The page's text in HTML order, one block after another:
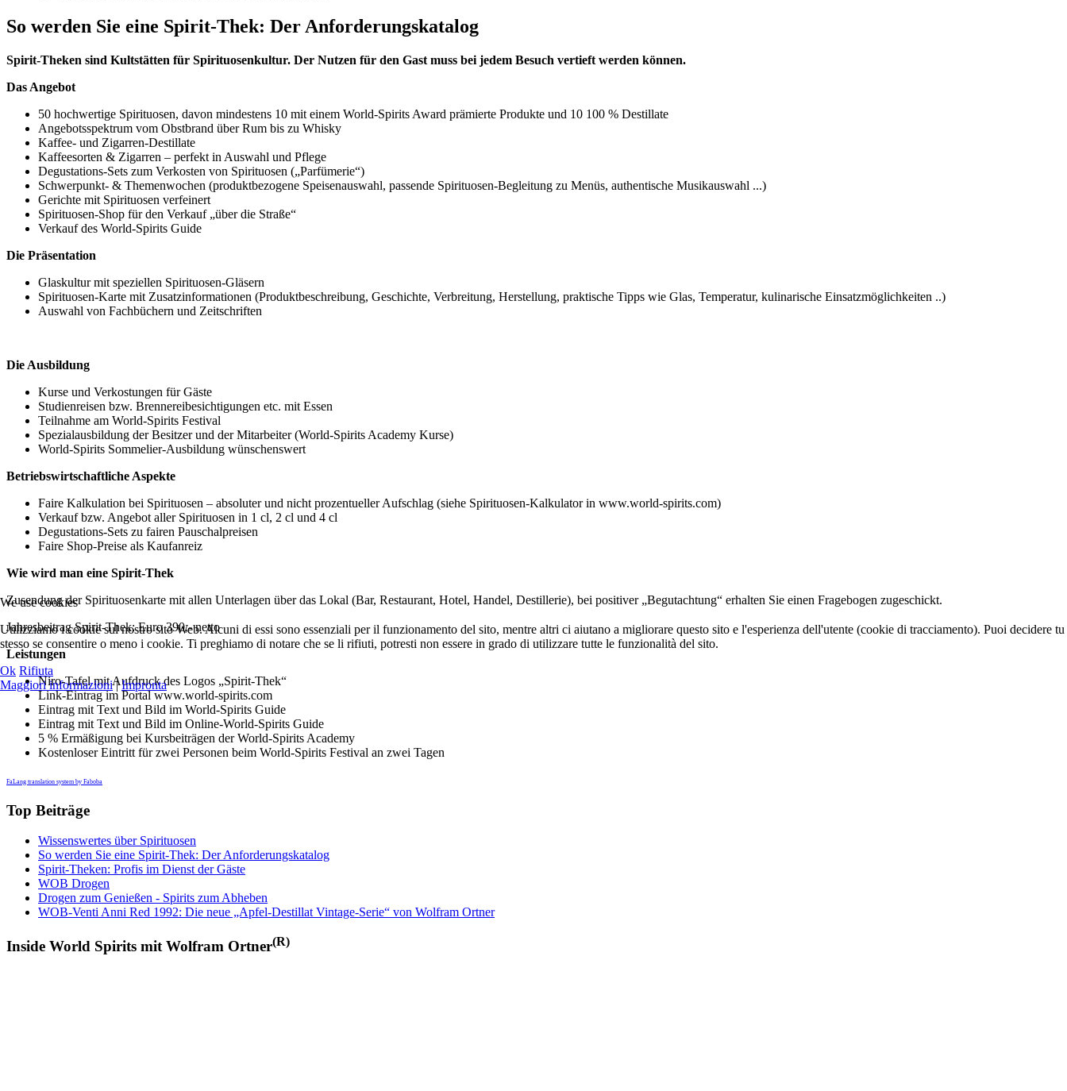
So werden Sie eine Spirit-Thek: Der Anforderungskatalog
Spirit-Theken sind Kultstätten für Spirituosenkultur. Der Nutzen für den Gast muss bei jedem Besuch vertieft werden können.
Das Angebot
50 hochwertige Spirituosen, davon mindestens 10 mit einem World-Spirits Award prämierte Produkte und 10 100 % Destillate
Angebotsspektrum vom Obstbrand über Rum bis zu Whisky
Kaffee- und Zigarren-Destillate
Kaffeesorten & Zigarren – perfekt in Auswahl und Pflege
Degustations-Sets zum Verkosten von Spirituosen („Parfümerie“)
Schwerpunkt- & Themenwochen (produktbezogene Speisenauswahl, passende Spirituosen-Begleitung zu Menüs, authentische Musikauswahl ...)
Gerichte mit Spirituosen verfeinert
Spirituosen-Shop für den Verkauf „über die Straße“
Verkauf des World-Spirits Guide
Die Präsentation
Glaskultur mit speziellen Spirituosen-Gläsern
Spirituosen-Karte mit Zusatzinformationen (Produktbeschreibung, Geschichte, Verbreitung, Herstellung, praktische Tipps wie Glas, Temperatur, kulinarische Einsatzmöglichkeiten ..)
Auswahl von Fachbüchern und Zeitschriften
Die Ausbildung
Kurse und Verkostungen für Gäste
Studienreisen bzw. Brennereibesichtigungen etc. mit Essen
Teilnahme am World-Spirits Festival
Spezialausbildung der Besitzer und der Mitarbeiter (World-Spirits Academy Kurse)
World-Spirits Sommelier-Ausbildung wünschenswert
Betriebswirtschaftliche Aspekte
Faire Kalkulation bei Spirituosen – absoluter und nicht prozentueller Aufschlag (siehe Spirituosen-Kalkulator in www.world-spirits.com)
Verkauf bzw. Angebot aller Spirituosen in 1 cl, 2 cl und 4 cl
Degustations-Sets zu fairen Pauschalpreisen
Faire Shop-Preise als Kaufanreiz
Wie wird man eine Spirit-Thek
Zusendung der Spirituosenkarte mit allen Unterlagen über das Lokal (Bar, Restaurant, Hotel, Handel, Destillerie), bei positiver „Begutachtung“ erhalten Sie einen Fragebogen zugeschickt.
Jahresbeitrag Spirit-Thek: Euro 390,- netto
Leistungen
Niro-Tafel mit Aufdruck des Logos „Spirit-Thek“
Link-Eintrag im Portal www.world-spirits.com
Eintrag mit Text und Bild im World-Spirits Guide
Eintrag mit Text und Bild im Online-World-Spirits Guide
5 % Ermäßigung bei Kursbeiträgen der World-Spirits Academy
Kostenloser Eintritt für zwei Personen beim World-Spirits Festival an zwei Tagen
FaLang translation system by Faboba
Top Beiträge
Wissenswertes über Spirituosen
So werden Sie eine Spirit-Thek: Der Anforderungskatalog
Spirit-Theken: Profis im Dienst der Gäste
WOB Drogen
Drogen zum Genießen - Spirits zum Abheben
WOB-Venti Anni Red 1992: Die neue „Apfel-Destillat Vintage-Serie“ von Wolfram Ortner
Inside World Spirits mit Wolfram Ortner(R)
We use cookies
Utilizziamo i cookie sul nostro sito Web. Alcuni di essi sono essenziali per il funzionamento del sito, mentre altri ci aiutano a migliorare questo sito e l'esperienza dell'utente (cookie di tracciamento). Puoi decidere tu
stesso se consentire o meno i cookie. Ti preghiamo di notare che se li rifiuti, potresti non essere in grado di utilizzare tutte le funzionalità del sito.
Ok Rifiuta
Maggiori informazioni|Impronta